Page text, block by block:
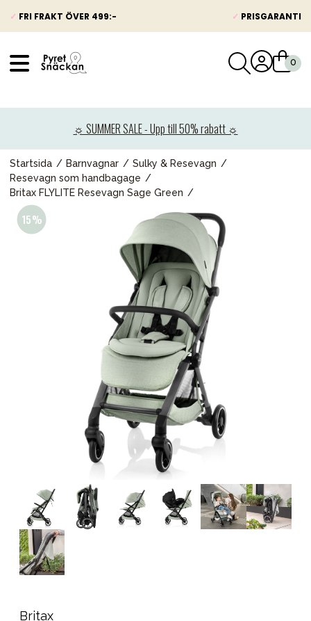
✓ FRI FRAKT ÖVER 499:- ✓ PRISGARANTI
☼ SUMMER SALE - Upp till 50% rabatt ☼
Startsida Barnvagnar
Sulky & Resevagn
Resevagn som handbagage
Britax FLYLITE Resevagn Sage Green
Britax
Barnvagnar
Bilbarnstolar
Babypaket
Barn & Baby
Leksaker
Förälder
Möbler & bädd
Tillbehör
Reservdelar
Kampanjer
Presenttips
Våra favoriter
Varumärken
Sol och bad Outlet
Guider
Kontakta oss